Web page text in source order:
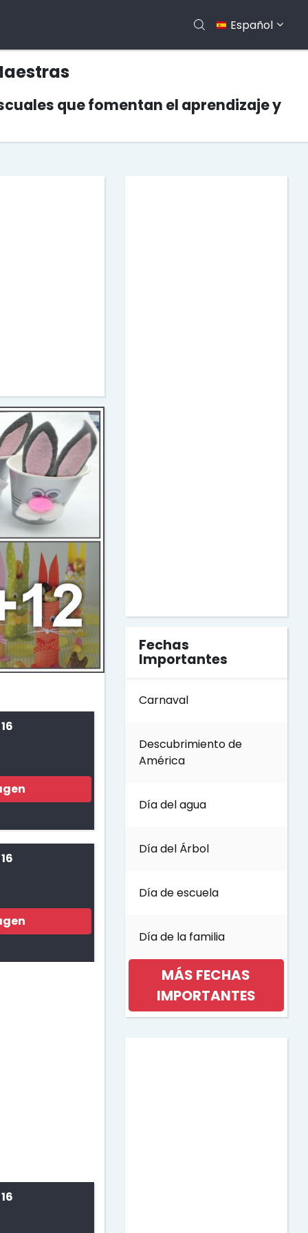
Español
que fomentan el aprendizaje y
Fechas
Importantes
Carnaval
Descubrimiento de
América
Día del agua
Día del Árbol
Día de escuela
Día de la familia
MÁS FECHAS
IMPORTANTES